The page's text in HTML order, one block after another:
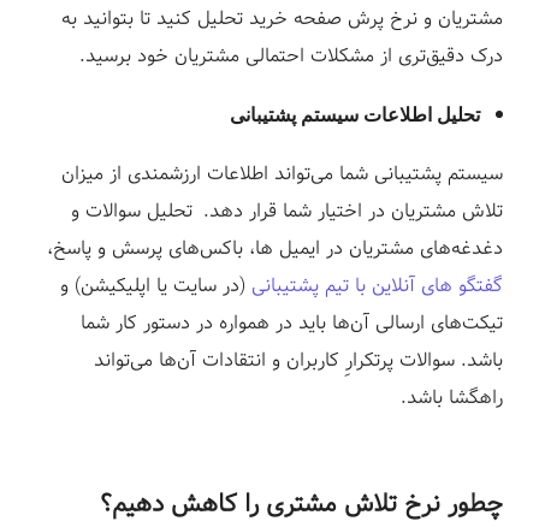
مشتریان و نرخ پرش صفحه خرید تحلیل کنید تا بتوانید به
درک دقیق‌تری از مشکلات احتمالی مشتریان خود برسید.
تحلیل اطلاعات سیستم پشتیبانی
سیستم پشتیبانی شما می‌تواند اطلاعات ارزشمندی از میزان
تلاش مشتریان در اختیار شما قرار دهد. تحلیل سوالات و
دغدغه‌های مشتریان در ایمیل ها، باکس‌های پرسش و پاسخ،
گفتگو های آنلاین با تیم پشتیبانی (در سایت یا اپلیکیشن) و
تیکت‌های ارسالی آن‌ها باید در همواره در دستور کار شما
باشد. سوالات پرتکرارِ کاربران و انتقادات آن‌ها می‌تواند
راهگشا باشد.
چطور نرخ تلاش مشتری را کاهش دهیم؟